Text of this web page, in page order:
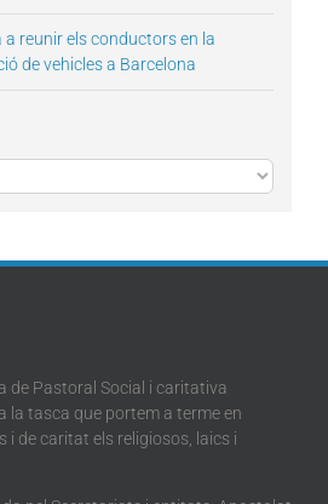
reunir els conductors en la
de vehicles a Barcelona
de Pastoral Social i caritativa
la tasca que portem a terme en
i de caritat els religiosos, laics i